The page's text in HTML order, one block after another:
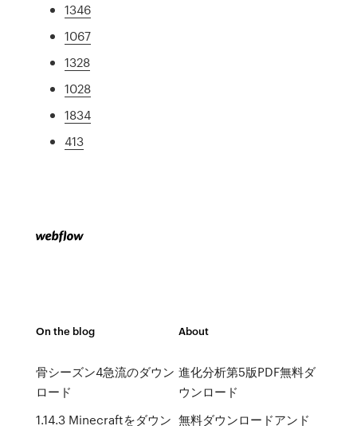
1346
1067
1328
1028
1834
413
On the blog
骨シーズン4急流のダウン
ロード
1.14.3 Minecraftをダウン
About
進化分析第5版PDF無料ダ
ウンロード
無料ダウンロードアンド